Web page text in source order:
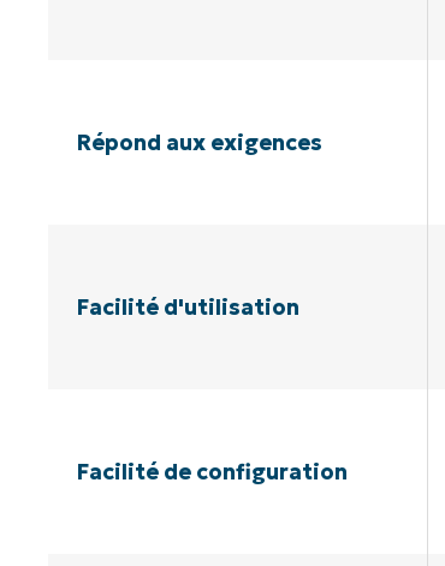
Répond aux exigences
Facilité d'utilisation
Facilité de configuration